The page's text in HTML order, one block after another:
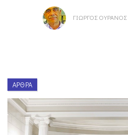
ΓΙΏΡΓΟΣ ΟΥΡΑΝΌΣ
ΆΡΘΡΑ